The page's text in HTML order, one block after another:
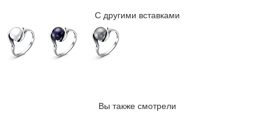
С другими вставками
Вы также смотрели